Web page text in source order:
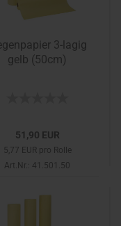
3-lagig
gelb (50cm)
51,90 EUR
5,77 EUR pro Rolle
Art.Nr.: 41.501.50